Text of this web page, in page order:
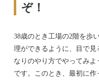
ぞ！
38歳のとき工場の2階を歩
理ができるように、目で
なりのやり方でやってみよ
です。このとき、最初に作